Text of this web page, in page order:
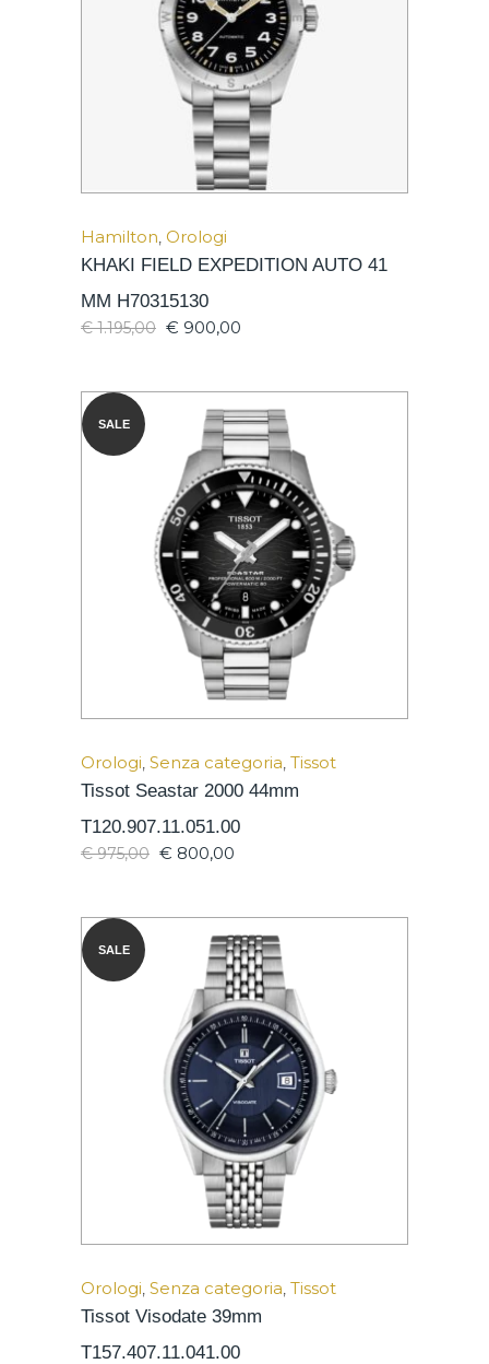
Hamilton, Orologi
KHAKI FIELD EXPEDITION AUTO 41
MM H70315130
€1.195,00 € 900,00
SALE
Orologi, Senza categoria, Tissot
Tissot Seastar 2000 44mm
T120.907.11.051.00
€975,00 € 800,00
SALE
Orologi, Senza categoria, Tissot
Tissot Visodate 39mm
T157.407.11.041.00